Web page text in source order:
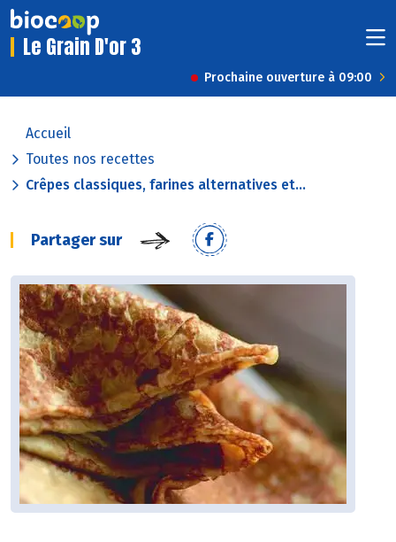
Le Grain D'or 3
Prochaine ouverture à 09:00
Accueil
Toutes nos recettes
Crêpes classiques, farines alternatives et...
Partager sur